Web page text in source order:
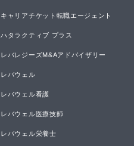
キャリアチケット転職エージェント
ハタラクティブ プラス
レバレジーズM&Aアドバイザリー
レバウェル
レバウェル看護
レバウェル医療技師
レバウェル栄養士